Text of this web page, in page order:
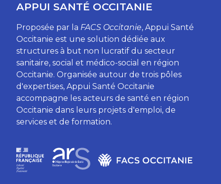
APPUI SANTÉ OCCITANIE
Proposée par la FACS Occitanie, Appui Santé
Occitanie est une solution dédiée aux
structures à but non lucratif du secteur
sanitaire, social et médico-social en région
Occitanie. Organisée autour de trois pôles
d'expertises, Appui Santé Occitanie
accompagne les acteurs de santé en région
Occitanie dans leurs projets d'emploi, de
services et de formation.